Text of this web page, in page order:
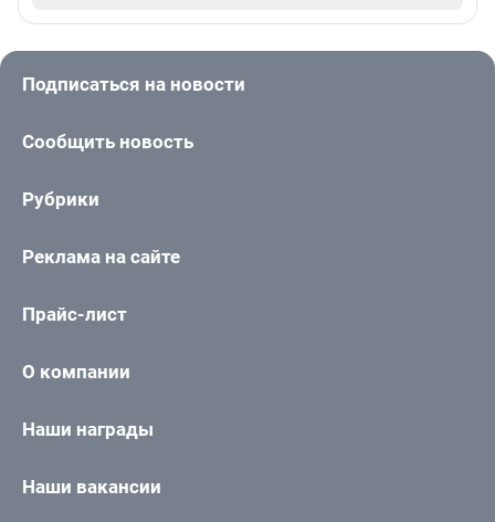
Подписаться на новости
Сообщить новость
Рубрики
Реклама на сайте
Прайс-лист
О компании
Наши награды
Наши вакансии